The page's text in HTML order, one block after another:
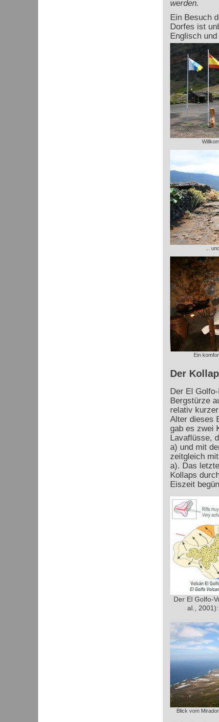
werden.
Ein Besuch
Dorfes ist
Englisch
...
Ein
Der
Der El
Bergstürze
relativ
Alter dieses
gab es zwei
Lavaflüsse,
a) und mit
zeitgleich
a). Das
Kollaps
Eiszeit
Der El Golfo-
al.,
Blick vom